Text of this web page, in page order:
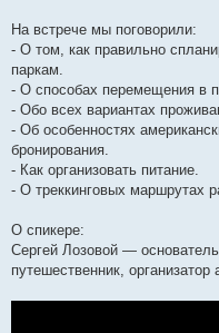
На встрече мы поговорили:
- О том, как правильно
паркам.
- О способах перемещения в
- Обо всех вариантах
- Об особенностях
бронирования.
- Как организовать питание.
- О треккинговых маршрутах
О спикере:
Сергей Лозовой —
путешественник, организатор